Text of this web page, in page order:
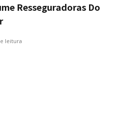
Resseguradoras Do
leitura